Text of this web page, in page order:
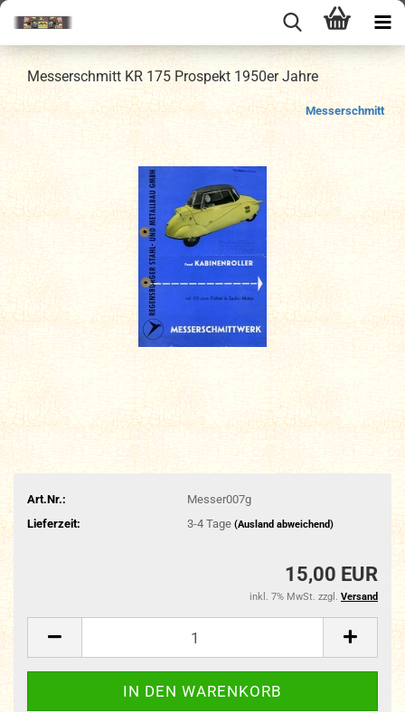
Messerschmitt KR 175 Prospekt 1950er Jahre
Messerschmitt
Art.Nr.:
Messer007g
Lieferzeit:
3-4 Tage (Ausland abweichend)
15,00 EUR
inkl. 7% MwSt. zzgl. Versand